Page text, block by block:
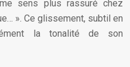
sens plus rassuré chez
». Ce glissement, subtil en
la tonalité de son